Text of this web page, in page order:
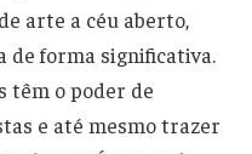
arte a céu aberto,
de forma significativa.
têm o poder de
e até mesmo trazer